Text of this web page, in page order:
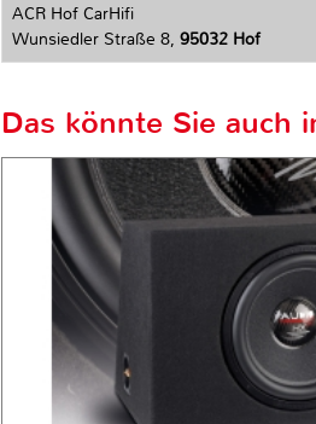
ACR Hof CarHifi
Wunsiedler Straße 8, 95032 Hof
Das könnte Sie auch